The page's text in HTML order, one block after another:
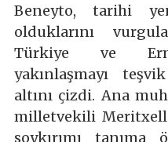
Beneyto, tarihi
olduklarını
Türkiye ve
yakınlaşmayı
altını çizdi. Ana
milletvekili Meritxell
soykırımı